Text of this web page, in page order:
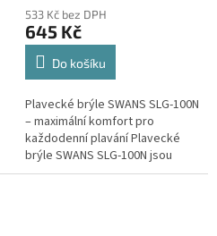
533 Kč bez DPH
645 Kč
Do košíku
Plavecké brýle SWANS SLG-100N
– maximální komfort pro
každodenní plavání Plavecké
brýle SWANS SLG-100N jsou
ideální volbou pro rekreační i